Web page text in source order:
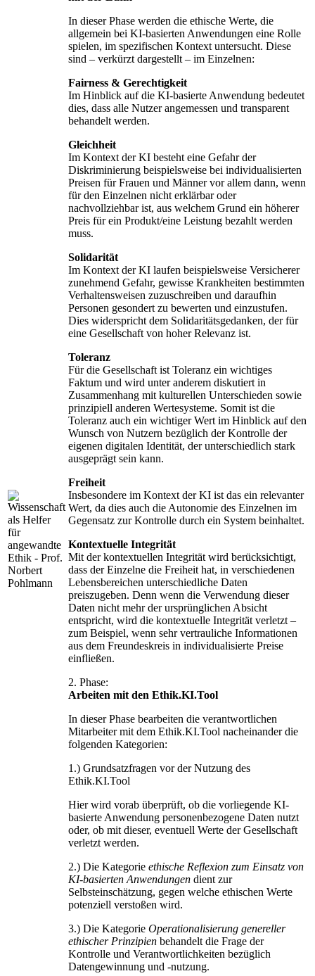
In dieser Phase werden die ethische Werte, die
allgemein bei KI-basierten Anwendungen eine Rolle
spielen, im spezifischen Kontext untersucht. Diese
sind – verkürzt dargestellt – im Einzelnen:
Fairness & Gerechtigkeit
Im Hinblick auf die KI-basierte Anwendung bedeutet
dies, dass alle Nutzer angemessen und transparent
behandelt werden.
Gleichheit
Im Kontext der KI besteht eine Gefahr der
Diskriminierung beispielsweise bei individualisierten
Preisen für Frauen und Männer vor allem dann, wenn
für den Einzelnen nicht erklärbar oder
nachvollziehbar ist, aus welchem Grund ein höherer
Preis für ein Produkt/eine Leistung bezahlt werden
muss.
Solidarität
Im Kontext der KI laufen beispielsweise Versicherer
zunehmend Gefahr, gewisse Krankheiten bestimmten
Verhaltensweisen zuzuschreiben und daraufhin
Personen gesondert zu bewerten und einzustufen.
Dies widerspricht dem Solidaritätsgedanken, der für
eine Gesellschaft von hoher Relevanz ist.
Toleranz
Für die Gesellschaft ist Toleranz ein wichtiges
Faktum und wird unter anderem diskutiert in
Zusammenhang mit kulturellen Unterschieden sowie
prinzipiell anderen Wertesysteme. Somit ist die
Toleranz auch ein wichtiger Wert im Hinblick auf den
Wunsch von Nutzern bezüglich der Kontrolle der
eigenen digitalen Identität, der unterschiedlich stark
ausgeprägt sein kann.
Freiheit
Insbesondere im Kontext der KI ist das ein relevanter
Wert, da dies auch die Autonomie des Einzelnen im
Gegensatz zur Kontrolle durch ein System beinhaltet.
Kontextuelle Integrität
Mit der kontextuellen Integrität wird berücksichtigt,
dass der Einzelne die Freiheit hat, in verschiedenen
Lebensbereichen unterschiedliche Daten
preiszugeben. Denn wenn die Verwendung dieser
Daten nicht mehr der ursprünglichen Absicht
entspricht, wird die kontextuelle Integrität verletzt –
zum Beispiel, wenn sehr vertrauliche Informationen
aus dem Freundeskreis in individualisierte Preise
einfließen.
2. Phase:
Arbeiten mit den Ethik.KI.Tool
In dieser Phase bearbeiten die verantwortlichen
Mitarbeiter mit dem Ethik.KI.Tool nacheinander die
folgenden Kategorien:
1.) Grundsatzfragen vor der Nutzung des
Ethik.KI.Tool
Hier wird vorab überprüft, ob die vorliegende KI-
basierte Anwendung personenbezogene Daten nutzt
oder, ob mit dieser, eventuell Werte der Gesellschaft
verletzt werden.
2.) Die Kategorie ethische Reflexion zum Einsatz von
KI-basierten Anwendungen dient zur
Selbsteinschätzung, gegen welche ethischen Werte
potenziell verstoßen wird.
3.) Die Kategorie Operationalisierung genereller
ethischer Prinzipien behandelt die Frage der
Kontrolle und Verantwortlichkeiten bezüglich
Datengewinnung und -nutzung.